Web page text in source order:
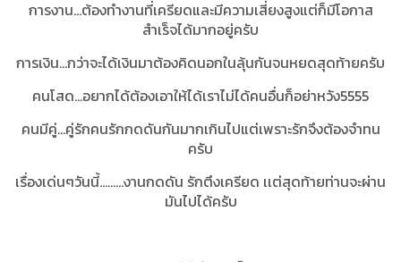
การงาน...ต้องทำงานที่เครียดและมีความเสี่ยงสูงแต่ก็มีโอกาส
สำเร็จได้มากอยู่ครับ
การเงิน...กว่าจะได้เงินมาต้องคิดนอกในลุ้นกันจนหยดสุดท้ายครับ
คนโสด...อยากได้ต้องเอาให้ได้เราไม่ได้คนอื่นก็อย่าหวัง5555
คนมีคู่...คู่รักคนรักกดดันกันมากเกินไปแต่เพราะรักจึงต้องจำทน
ครับ
เรื่องเด่นๆวันนี้.........งานกดดัน รักตึงเครียด เเต่สุดท้ายท่านจะผ่าน
มันไปได้ครับ